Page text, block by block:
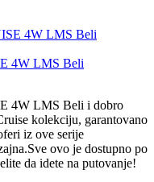
4W LMS Beli
4W LMS Beli i dobro
kolekciju, garantovano
iz ove serije
ovo je dostupno po
da idete na putovanje!